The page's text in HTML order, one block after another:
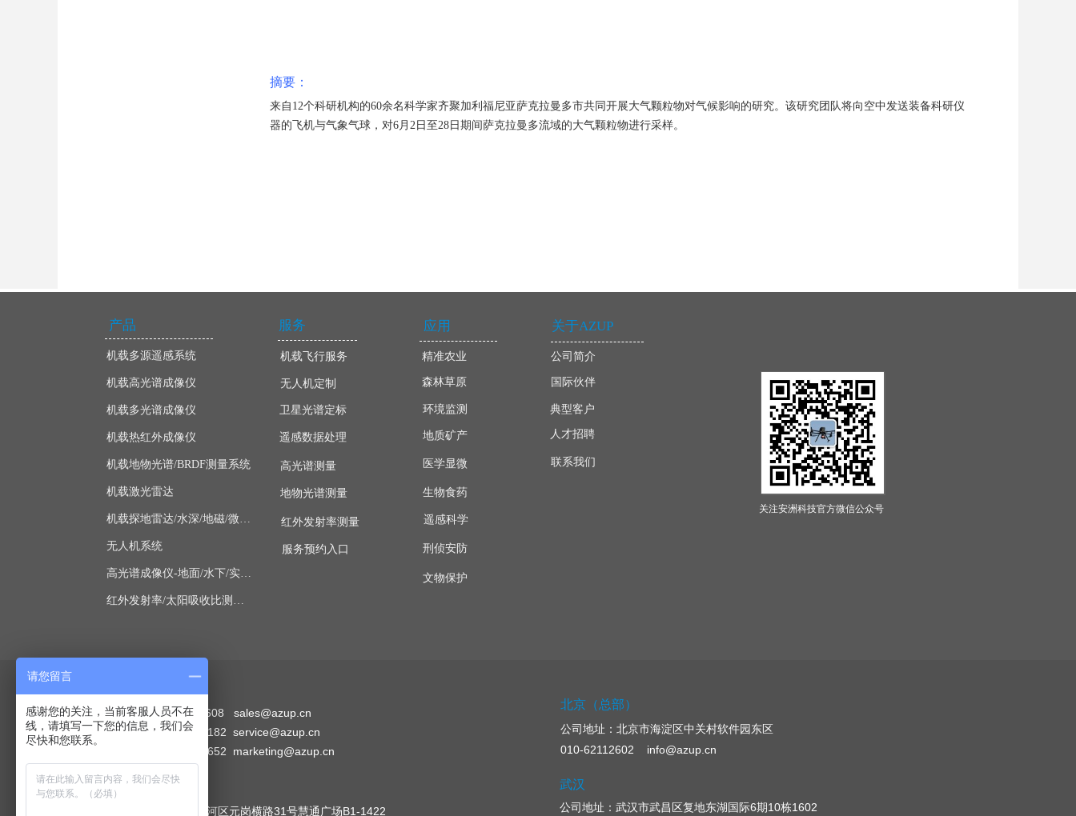
来自12个科研机构的60余名科学家齐聚加利福尼亚萨克拉曼多市共同开展大气颗粒物对气候影响的研究。该研究团队将向空中发送装备科研仪
器的飞机与气象气球，对6月2日至28日期间萨克拉曼多流域的大气颗粒物进行采样。
摘要：
服务 关于AZUP
应用
人才招聘
联系我们
公司简介
机载多源遥感系统
机载高光谱成像仪
机载多光谱成像仪
机载热红外成像仪
机载地物光谱/BRDF测量系统
机载激光雷达
机载探地雷达/水深/地磁/微波/SAR
无人机系统
高光谱成像仪-地面/水下/实验室显微
红外发射率/太阳吸收比测量仪
典型客户
国际伙伴
产品
服务预约入口
关注安洲科技官方微信公众号
机载飞行服务
无人机定制
卫星光谱定标
遥感数据处理
高光谱测量
地物光谱测量
红外发射率测量
精准农业
森林草原
环境监测
地质矿产
医学显微
生物食药
遥感科学
刑侦安防
文物保护
武汉
公司地址：武汉市武昌区复地东湖国际6期10栋1602
广州
公司地址：广州市天河区元岗横路31号慧通广场B1-1422
销售部：4006-507-608 sales@azup.cn
技术部：010-62111182 service@azup.cn
市场部：010-62112652 marketing@azup.cn
北京（总部）
公司地址： 北京市海淀区中关村软件园东区
010-62112602 info@azup.cn
请您留言
感谢您的关注，当前客服人员不在
线，请填写一下您的信息，我们会
尽快和您联系。